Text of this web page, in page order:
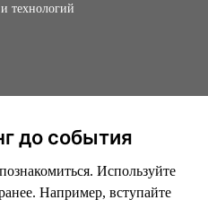
технологий
до события
Используйте
Например, вступайте